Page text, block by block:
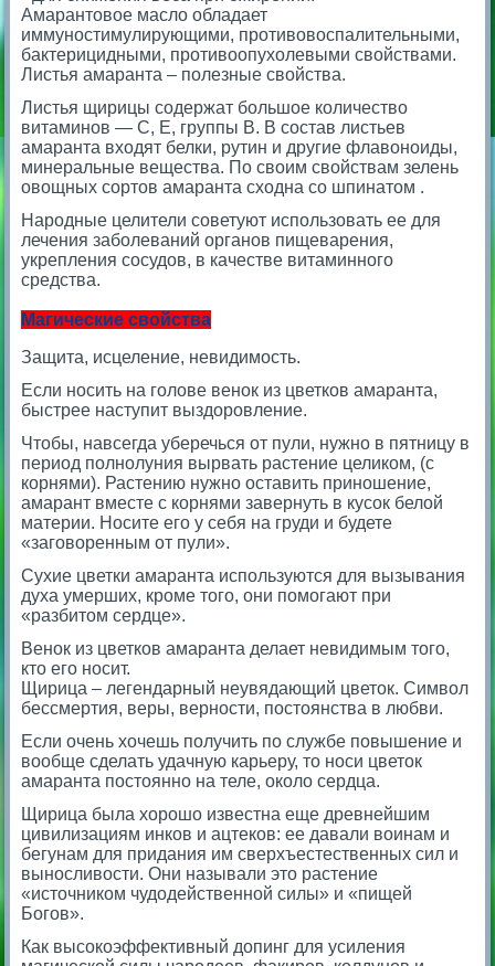
Амарантовое масло обладает
иммуностимулирующими, противовоспалительными,
бактерицидными, противоопухолевыми свойствами.
Листья амаранта – полезные свойства.
Листья щирицы содержат большое количество
витаминов — С, Е, группы В. В состав листьев
амаранта входят белки, рутин и другие флавоноиды,
минеральные вещества. По своим свойствам зелень
овощных сортов амаранта сходна со шпинатом .
Народные целители советуют использовать ее для
лечения заболеваний органов пищеварения,
укрепления сосудов, в качестве витаминного
средства.
Магические свойства
Защита, исцеление, невидимость.
Если носить на голове венок из цветков амаранта,
быстрее наступит выздоровление.
Чтобы, навсегда уберечься от пули, нужно в пятницу в
период полнолуния вырвать растение целиком, (с
корнями). Растению нужно оставить приношение,
амарант вместе с корнями завернуть в кусок белой
материи. Носите его у себя на груди и будете
«заговоренным от пули».
Сухие цветки амаранта используются для вызывания
духа умерших, кроме того, они помогают при
«разбитом сердце».
Венок из цветков амаранта делает невидимым того,
кто его носит.
Щирица – легендарный неувядающий цветок. Символ
бессмертия, веры, верности, постоянства в любви.
Если очень хочешь получить по службе повышение и
вообще сделать удачную карьеру, то носи цветок
амаранта постоянно на теле, около сердца.
Щирица была хорошо известна еще древнейшим
цивилизациям инков и ацтеков: ее давали воинам и
бегунам для придания им сверхъестественных сил и
выносливости. Они называли это растение
«источником чудодейственной силы» и «пищей
Богов».
Как высокоэффективный допинг для усиления